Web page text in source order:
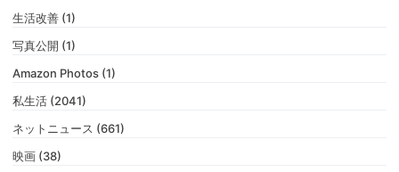
生活改善 (1)
写真公開 (1)
Amazon Photos (1)
私生活 (2041)
ネットニュース (661)
映画 (38)